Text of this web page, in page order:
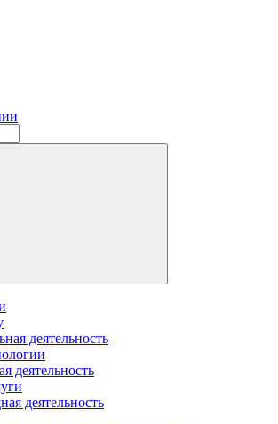
деятельность
деятельность
деятельность